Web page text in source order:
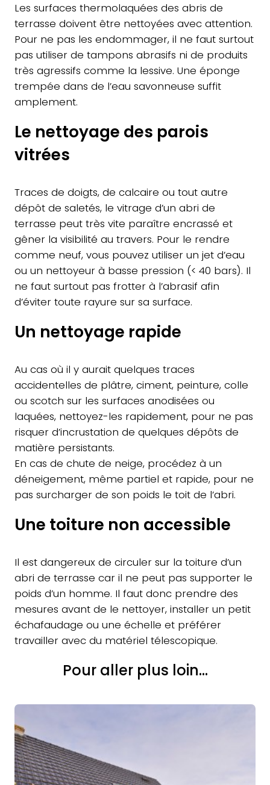
Les surfaces thermolaquées des abris de
terrasse doivent être nettoyées avec attention.
Pour ne pas les endommager, il ne faut surtout
pas utiliser de tampons abrasifs ni de produits
très agressifs comme la lessive. Une éponge
trempée dans de l’eau savonneuse suffit
amplement.
Le nettoyage des parois
vitrées
Traces de doigts, de calcaire ou tout autre
dépôt de saletés, le vitrage d’un abri de
terrasse peut très vite paraître encrassé et
gêner la visibilité au travers. Pour le rendre
comme neuf, vous pouvez utiliser un jet d’eau
ou un nettoyeur à basse pression (< 40 bars). Il
ne faut surtout pas frotter à l’abrasif afin
d’éviter toute rayure sur sa surface.
Un nettoyage rapide
Au cas où il y aurait quelques traces
accidentelles de plâtre, ciment, peinture, colle
ou scotch sur les surfaces anodisées ou
laquées, nettoyez-les rapidement, pour ne pas
risquer d’incrustation de quelques dépôts de
matière persistants.
En cas de chute de neige, procédez à un
déneigement, même partiel et rapide, pour ne
pas surcharger de son poids le toit de l’abri.
Une toiture non accessible
Il est dangereux de circuler sur la toiture d’un
abri de terrasse car il ne peut pas supporter le
poids d’un homme. Il faut donc prendre des
mesures avant de le nettoyer, installer un petit
échafaudage ou une échelle et préférer
travailler avec du matériel télescopique.
Pour aller plus loin...